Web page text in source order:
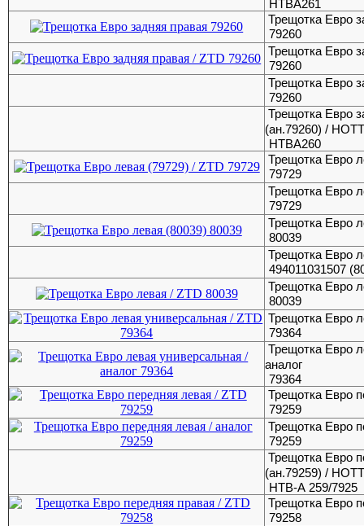
HTBA261
Трещотка Евро
79260
Трещотка Евро
79260
Трещотка Евро
79260
Трещотка Евро
(ан.79260) /
HTBA260
Трещотка Евро
79729
Трещотка Евро
79729
Трещотка Евро
80039
Трещотка Евро
494011031507
Трещотка Евро
80039
Трещотка Евро
79364
Трещотка Евро
аналог
79364
Трещотка Евро
79259
Трещотка Евро
79259
Трещотка Евро
(ан.79259) /
HTB-А 259/7925
Трещотка Евро
79258